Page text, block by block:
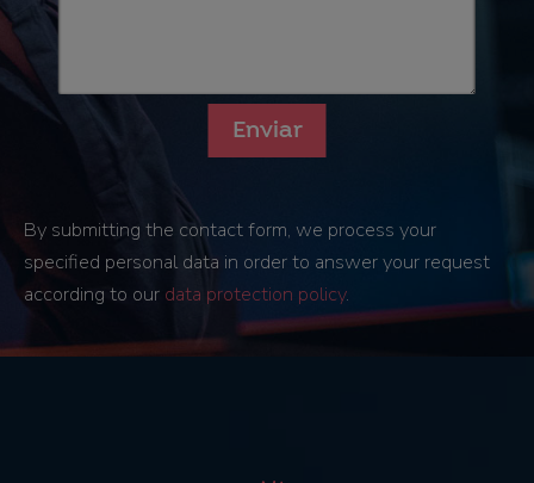
By submitting the contact form, we process your
specified personal data in order to answer your request
according to our data protection policy.